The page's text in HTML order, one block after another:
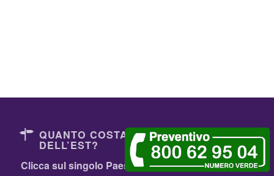
QUANTO COSTANO I DENTISTI
DELL’EST?
Clicca sul singolo Paese oppureComparali Tutti